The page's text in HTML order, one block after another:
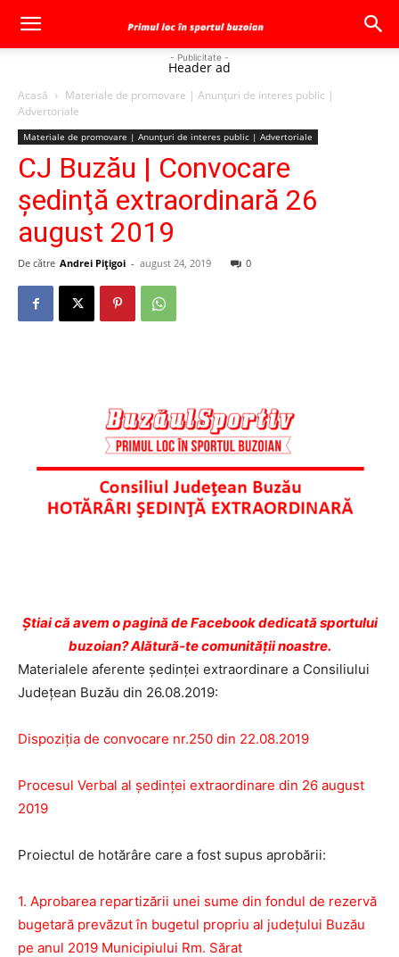
- Publicitate -
Header ad
Acasă
Materiale de promovare | Anunţuri de interes public |
Advertoriale
Materiale de promovare | Anunţuri de interes public | Advertoriale
CJ Buzău | Convocare
şedinţă extraordinară 26
august 2019
De către Andrei Pițigoi - august 24, 2019 0
Ştiai că avem o pagină de Facebook dedicată sportului
buzoian? Alătură-te comunității noastre.
Materialele aferente ședinței extraordinare a Consiliului
Județean Buzău din 26.08.2019:
Dispoziția de convocare nr.250 din 22.08.2019
Procesul Verbal al ședinței extraordinare din 26 august
2019
Proiectul de hotărâre care a fost supus aprobării:
1. Aprobarea repartizării unei sume din fondul de rezervă
bugetară prevăzut în bugetul propriu al județului Buzău
pe anul 2019 Municipiului Rm. Sărat